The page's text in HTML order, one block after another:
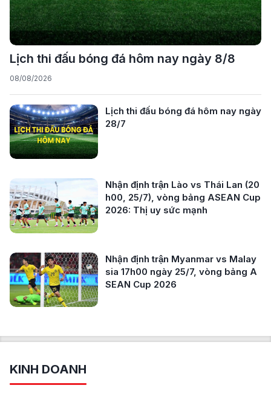
Lịch thi đấu bóng đá hôm nay ngày 8/8
08/08/2026
Lịch thi đấu bóng đá hôm nay ngày
28/7
Nhận định trận Lào vs Thái Lan (20
h00, 25/7), vòng bảng ASEAN Cup
2026: Thị uy sức mạnh
Nhận định trận Myanmar vs Malay
sia 17h00 ngày 25/7, vòng bảng A
SEAN Cup 2026
KINH DOANH